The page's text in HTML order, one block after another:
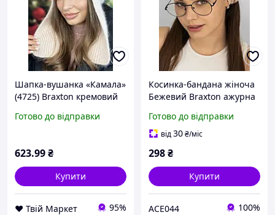
Шапка-вушанка «Камала»
(4725) Braxton кремовий
Готово до відправки
623.99₴
Купити
❤️ Твій Маркет 95%
Косинка-бандана жіноча
Бежевий Braxton ажурна
Готово до відправки
від30₴/міс
298₴
Купити
ACE044 100%